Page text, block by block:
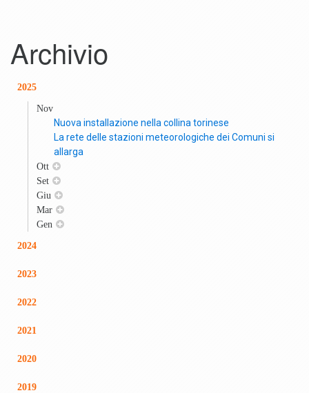
Archivio
2025
Nov
Nuova installazione nella collina torinese
La rete delle stazioni meteorologiche dei Comuni si
allarga
Ott
Set
Giu
Mar
Gen
2024
2023
2022
2021
2020
2019